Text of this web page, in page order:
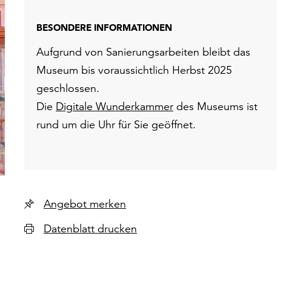
BESONDERE INFORMATIONEN
Aufgrund von Sanierungsarbeiten bleibt das
Museum bis voraussichtlich Herbst 2025
geschlossen.
Die Digitale Wunderkammer des Museums ist
rund um die Uhr für Sie geöffnet.
Angebot merken
Datenblatt drucken